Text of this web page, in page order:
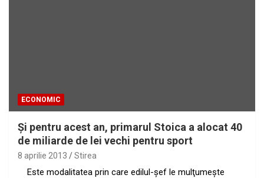
ECONOMIC
Şi pentru acest an, primarul Stoica a alocat 40
de miliarde de lei vechi pentru sport
8 aprilie 2013 Stirea
Este modalitatea prin care edilul-şef le mulţumeşte